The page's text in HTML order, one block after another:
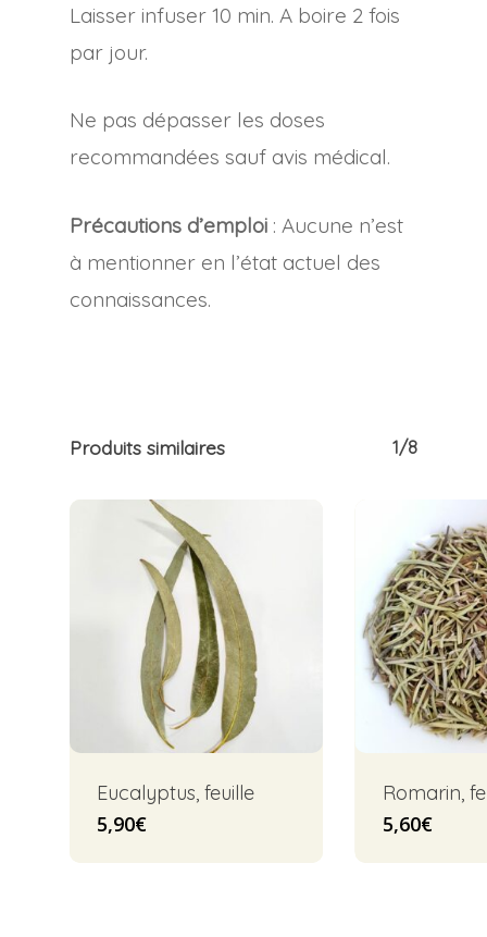
Laisser infuser 10 min. A boire 2 fois
par jour.
Ne pas dépasser les doses
recommandées sauf avis médical.
Précautions d’emploi : Aucune n’est
à mentionner en l’état actuel des
connaissances.
Produits similaires 1/8
Eucalyptus, feuille
5,90€
Romarin,
5,60€